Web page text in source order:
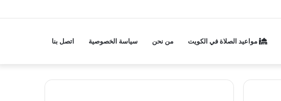
مواعيد الصلاة في الكويت من نحن سياسة الخصوصية اتصل بنا